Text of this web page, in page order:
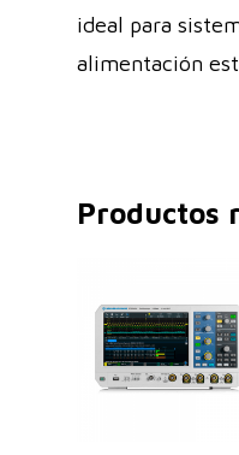
ideal para
alimentación
Productos